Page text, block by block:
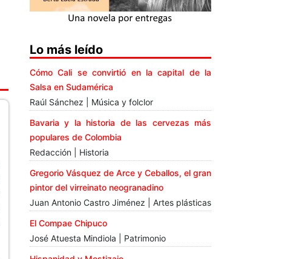
Lo más leído
Cómo Cali se convirtió en la capital de la
Salsa en Sudamérica
Raúl Sánchez | Música y folclor
Bavaria y la historia de las cervezas más
populares de Colombia
Redacción | Historia
Gregorio Vásquez de Arce y Ceballos, el gran
pintor del virreinato neogranadino
Juan Antonio Castro Jiménez | Artes plásticas
El Compae Chipuco
José Atuesta Mindiola | Patrimonio